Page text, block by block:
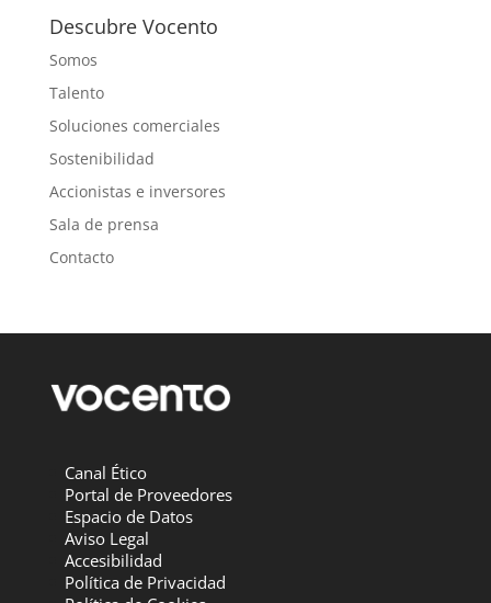
Descubre Vocento
Somos
Talento
Soluciones comerciales
Sostenibilidad
Accionistas e inversores
Sala de prensa
Contacto
Canal Ético
Portal de Proveedores
Espacio de Datos
Aviso Legal
Accesibilidad
Política de Privacidad